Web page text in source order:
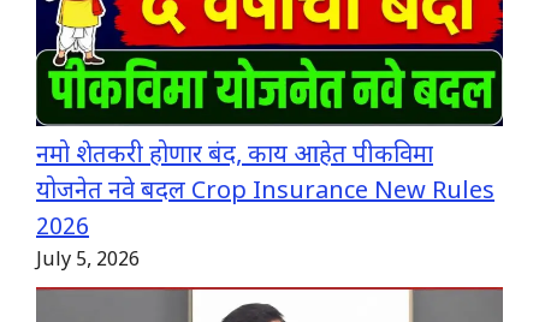
नमो शेतकरी होणार बंद, काय आहेत पीकविमा
योजनेत नवे बदल Crop Insurance New Rules
2026
July 5, 2026